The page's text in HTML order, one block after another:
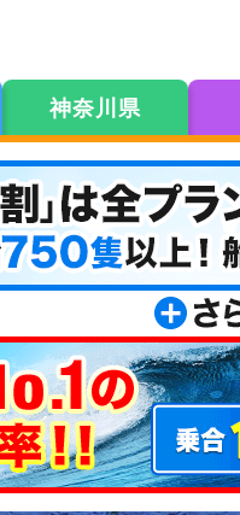
神奈川県